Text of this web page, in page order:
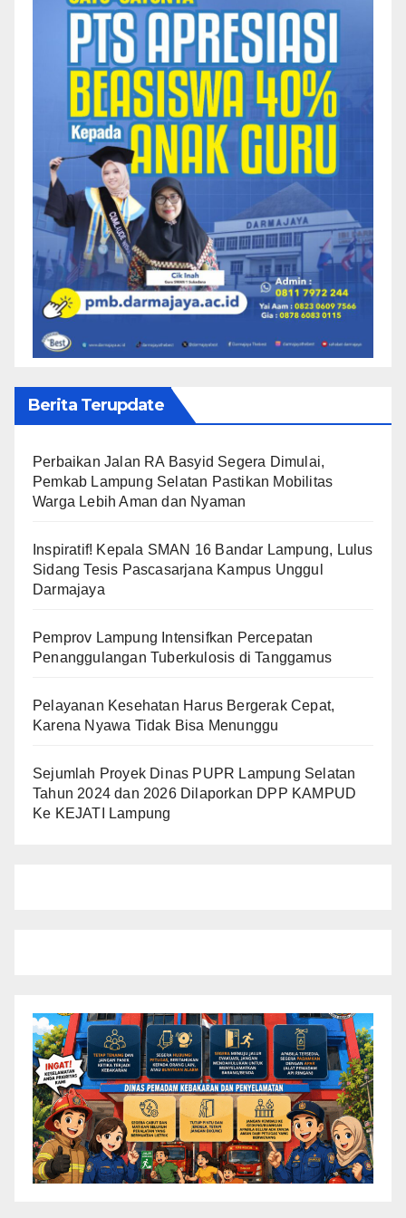
Berita Terupdate
Perbaikan Jalan RA Basyid Segera Dimulai,
Pemkab Lampung Selatan Pastikan Mobilitas
Warga Lebih Aman dan Nyaman
Inspiratif! Kepala SMAN 16 Bandar Lampung, Lulus
Sidang Tesis Pascasarjana Kampus Unggul
Darmajaya
Pemprov Lampung Intensifkan Percepatan
Penanggulangan Tuberkulosis di Tanggamus
Pelayanan Kesehatan Harus Bergerak Cepat,
Karena Nyawa Tidak Bisa Menunggu
Sejumlah Proyek Dinas PUPR Lampung Selatan
Tahun 2024 dan 2026 Dilaporkan DPP KAMPUD
Ke KEJATI Lampung